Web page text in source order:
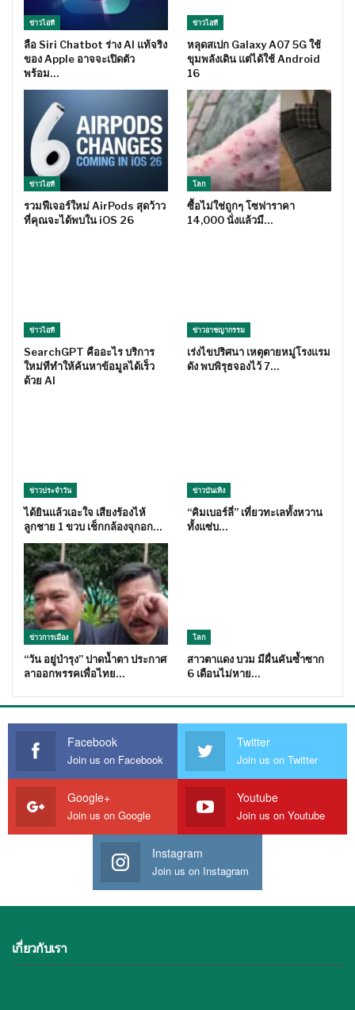
ข่าวไอที
ลือ Siri Chatbot ร่าง AI แท้จริง
ของ Apple อาจจะเปิดตัว
พร้อม…
ข่าวไอที
หลุดสเปก Galaxy A07 5G ใช้
ขุมพลังเดิน แต่ได้ใช้ Android
16
ข่าวไอที
รวมฟีเจอร์ใหม่ AirPods สุดว้าว
ที่คุณจะได้พบใน iOS 26
โลก
ซื้อไม่ใช่ถูกๆ โซฟาราคา
14,000 นั่งแล้วมี…
ข่าวไอที
SearchGPT คืออะไร บริการ
ใหม่ทีทำให้ค้นหาข้อมูลได้เร็ว
ด้วย AI
ข่าวอาชญากรรม
เร่งไขปริศนา เหตุตายหมู่โรงแรม
ดัง พบพิรุธจองไว้ 7…
ข่าวประจำวัน
ได้ยินแล้วเอะใจ เสียงร้องไห้
ลูกชาย 1 ขวบ เช็กกล้องจุกอก…
ข่าวบันเทิง
“คิมเบอร์ลี่” เที่ยวทะเลทั้งหวาน
ทั้งแซ่บ…
ข่าวการเมือง
“วัน อยู่บำรุง” ปาดน้ำตา ประกาศ
ลาออกพรรคเพื่อไทย…
โลก
สาวตาแดง บวม มีผื่นคันซ้ำซาก
6 เดือนไม่หาย…
Facebook
Join us on Facebook
Twitter
Join us on Twitter
Google+
Join us on Google
Youtube
Join us on Youtube
Instagram
Join us on Instagram
เกี่ยวกับเรา